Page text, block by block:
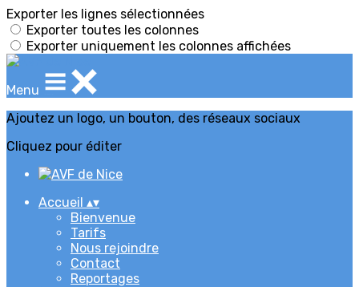
Exporter les lignes sélectionnées
Exporter toutes les colonnes
Exporter uniquement les colonnes affichées
Menu
Ajoutez un logo, un bouton, des réseaux sociaux
Cliquez pour éditer
Accueil ▴▾
Bienvenue
Tarifs
Nous rejoindre
Contact
Reportages